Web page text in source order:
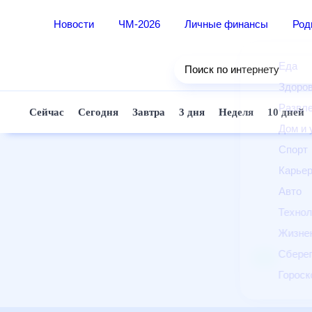
Новости ЧМ-2026 Личные финансы
Еда
Дом
Спорт
Авто
Поиск по интернету
Сейчас Сегодня Завтра 3 дня Неделя 10